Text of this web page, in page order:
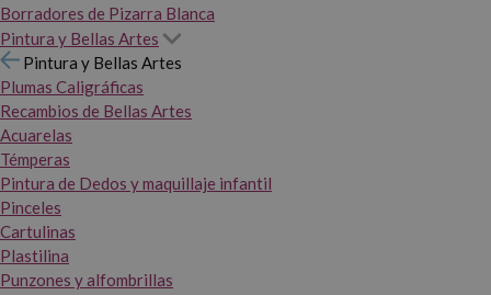
Borradores de Pizarra Blanca
Pintura y Bellas Artes
Pintura y Bellas Artes
Plumas Caligráficas
Recambios de Bellas Artes
Acuarelas
Témperas
Pintura de Dedos y maquillaje infantil
Pinceles
Cartulinas
Plastilina
Punzones y alfombrillas